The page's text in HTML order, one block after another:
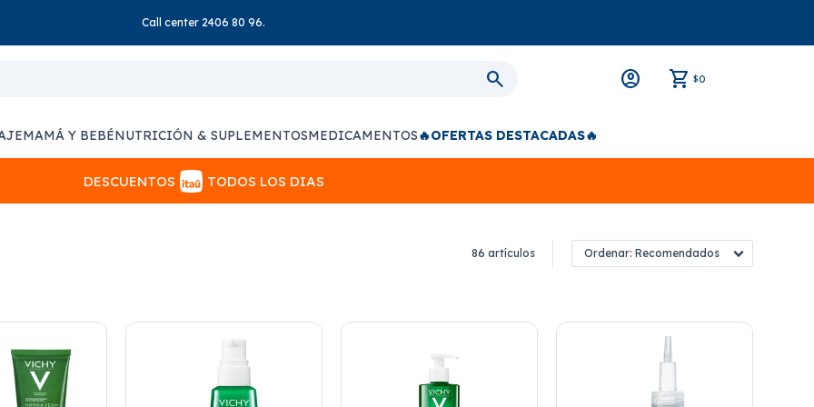
Call center 2406 80 96.
$0
MAMÁ Y BEBÉNUTRICIÓN & SUPLEMENTOSMEDICAMENTOS🔥OFERTAS DESTACADAS🔥
DESCUENTOS TODOS LOS DIAS
86 artículos Recomendados